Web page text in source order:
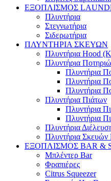
ΕΞΟΠΛΙΣΜΟΣ
Πλυντήρια
Στεγνωτήρια
Σιδερωτήρια
ΠΛΥΝΤΗΡΙΑ ΣΚΕΥΩΝ
Πλυντήρια Hood
Πλυντήρια
Πλυντήρια
Πλυντήρια
Πλυντήρια
Πλυντήρια Πιάτων
Πλυντήρια
Πλυντήρια
Πλυντήρια
Πλυντήρια
ΕΞΟΠΛΙΣΜΟΣ BAR &
Μπλέντερ Bar
Φραπιέρες
Citrus Squeezer